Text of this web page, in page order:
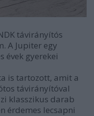
távirányítós
A Jupiter egy
évek gyerekei
is tartozott, amit a
távirányítóval
klasszikus darab
érdemes lecsapni